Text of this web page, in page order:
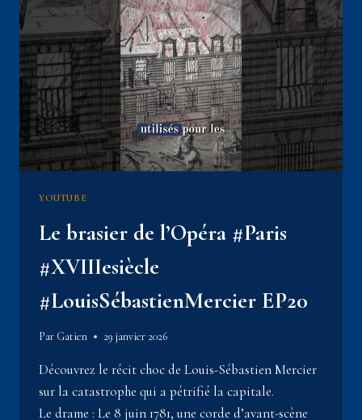
LE
VRAI
VISAGE
DE
#LOUISXIV
EP08
YOUTUBE
Le brasier de l’Opéra #Paris
#XVIIIesiècle
#LouisSébastienMercier EP20
Par Gatien 29 janvier 2026
Découvrez le récit choc de Louis-Sébastien Mercier
sur la catastrophe qui a pétrifié la capitale.
Le drame : Le 8 juin 1781, une corde d’avant-scène